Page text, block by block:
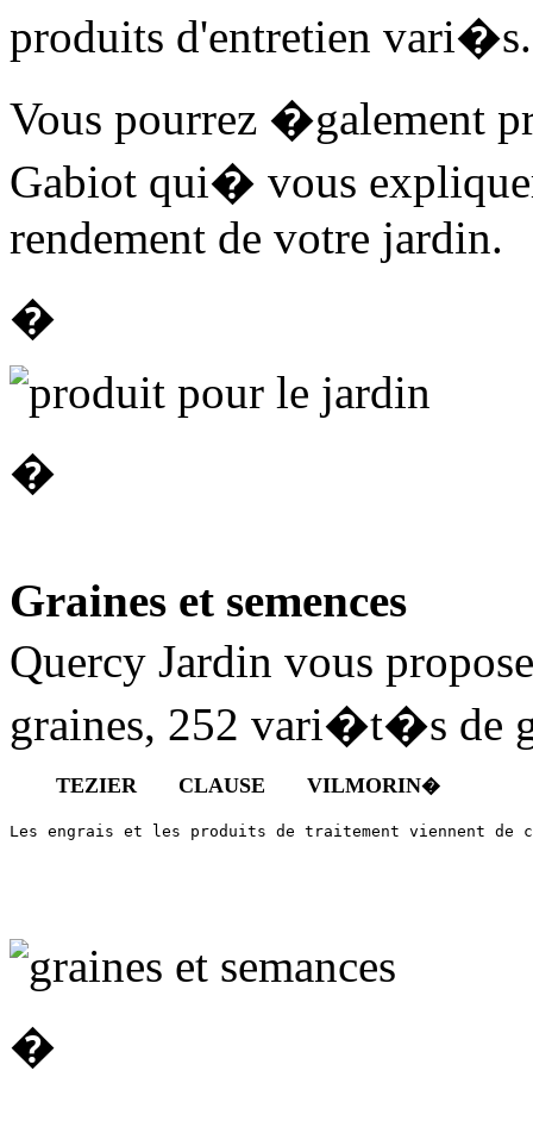
produits d'entretien vari�s.
Vous pourrez �galement
Gabiot qui� vous
rendement de votre jardin.
�
�
Graines et semences
Quercy Jardin vous
graines, 252 vari�t�s de
TEZIER       CLAUSE       VILMORIN�
Les engrais et les produits de traitement viennent de
�